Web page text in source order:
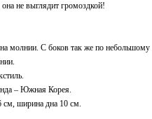
не выглядит громоздкой!
молнии. С боков так же по
– Южная Корея.
см, ширина дна 10 см.